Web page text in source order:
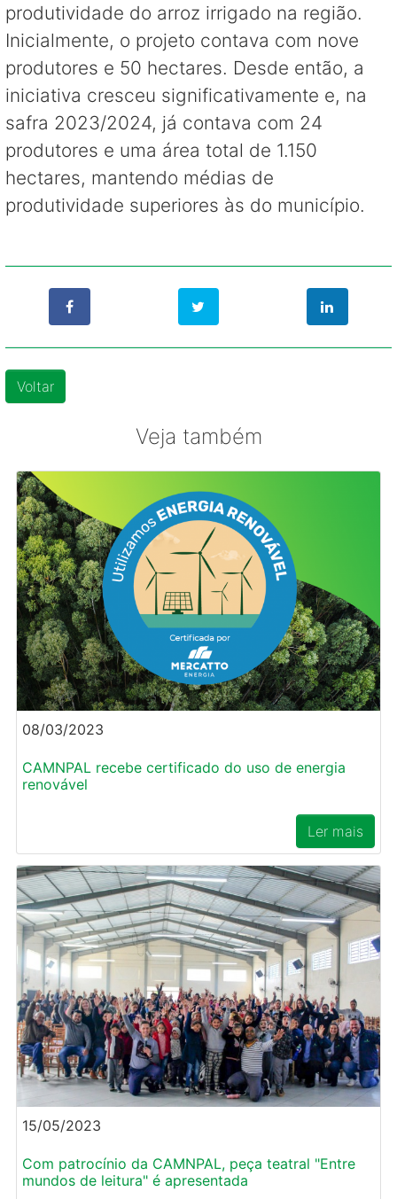
produtividade do arroz irrigado na região.
Inicialmente, o projeto contava com nove
produtores e 50 hectares. Desde então, a
iniciativa cresceu significativamente e, na
safra 2023/2024, já contava com 24
produtores e uma área total de 1.150
hectares, mantendo médias de
produtividade superiores às do município.
Voltar
Veja também
08/03/2023
CAMNPAL recebe certificado do uso de energia
renovável
Ler mais
15/05/2023
Com patrocínio da CAMNPAL, peça teatral "Entre
mundos de leitura" é apresentada